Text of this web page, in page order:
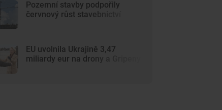
Pozemní stavby podpořily
červnový růst stavebnictví
EU uvolnila Ukrajině 3,47
miliardy eur na drony a Gripeny